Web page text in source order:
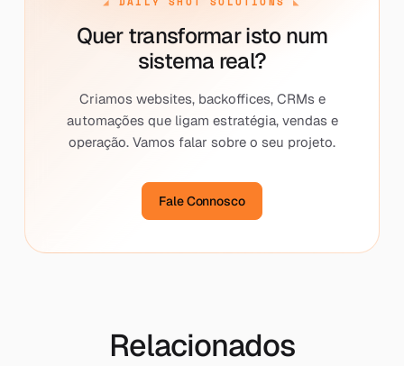
Quer transformar isto num
sistema real?
Criamos websites, backoffices, CRMs e
automações que ligam estratégia, vendas e
operação. Vamos falar sobre o seu projeto.
Fale Connosco
Relacionados